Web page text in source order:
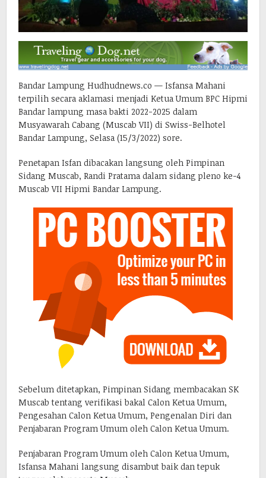
Bandar Lampung Hudhudnews.co — Isfansa Mahani
terpilih secara aklamasi menjadi Ketua Umum BPC Hipmi
Bandar lampung masa bakti 2022-2025 dalam
Musyawarah Cabang (Muscab VII) di Swiss-Belhotel
Bandar Lampung, Selasa (15/3/2022) sore.
Penetapan Isfan dibacakan langsung oleh Pimpinan
Sidang Muscab, Randi Pratama dalam sidang pleno ke-4
Muscab VII Hipmi Bandar Lampung.
Sebelum ditetapkan, Pimpinan Sidang membacakan SK
Muscab tentang verifikasi bakal Calon Ketua Umum,
Pengesahan Calon Ketua Umum, Pengenalan Diri dan
Penjabaran Program Umum oleh Calon Ketua Umum.
Penjabaran Program Umum oleh Calon Ketua Umum,
Isfansa Mahani langsung disambut baik dan tepuk